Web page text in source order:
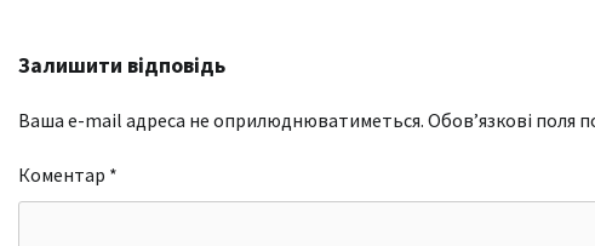
Залишити відповідь
Ваша e-mail адреса не оприлюднюватиметься. Обов’язкові поля
Коментар *